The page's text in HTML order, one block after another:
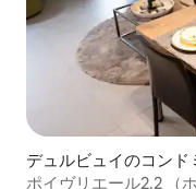
デュルビュイのコンド
ポイヴリエール2.2 （